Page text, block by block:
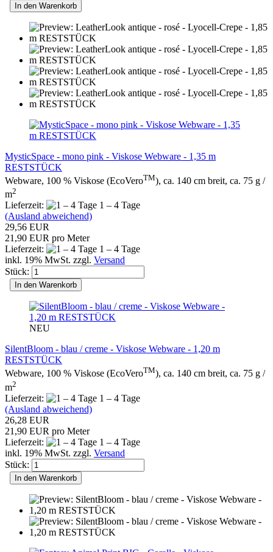
In den Warenkorb
MysticSpace - mono pink - Viskose Webware - 1,35 m
RESTSTÜCK
Webware, 100 % Viskose (EcoVeroTM), ca. 140 cm breit, ca. 75 g /
m2
Lieferzeit:
1 – 4 Tage
(Ausland abweichend)
29,56 EUR
21,90 EUR pro Meter
Lieferzeit:
1 – 4 Tage
inkl. 19% MwSt. zzgl. Versand
Stück:
In den Warenkorb
NEU
SilentBloom - blau / creme - Viskose Webware - 1,20 m
RESTSTÜCK
Webware, 100 % Viskose (EcoVeroTM), ca. 140 cm breit, ca. 75 g /
m2
Lieferzeit:
1 – 4 Tage
(Ausland abweichend)
26,28 EUR
21,90 EUR pro Meter
Lieferzeit:
1 – 4 Tage
inkl. 19% MwSt. zzgl. Versand
Stück:
In den Warenkorb